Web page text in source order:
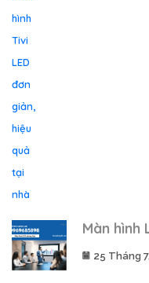
Màn hình
25 Tháng